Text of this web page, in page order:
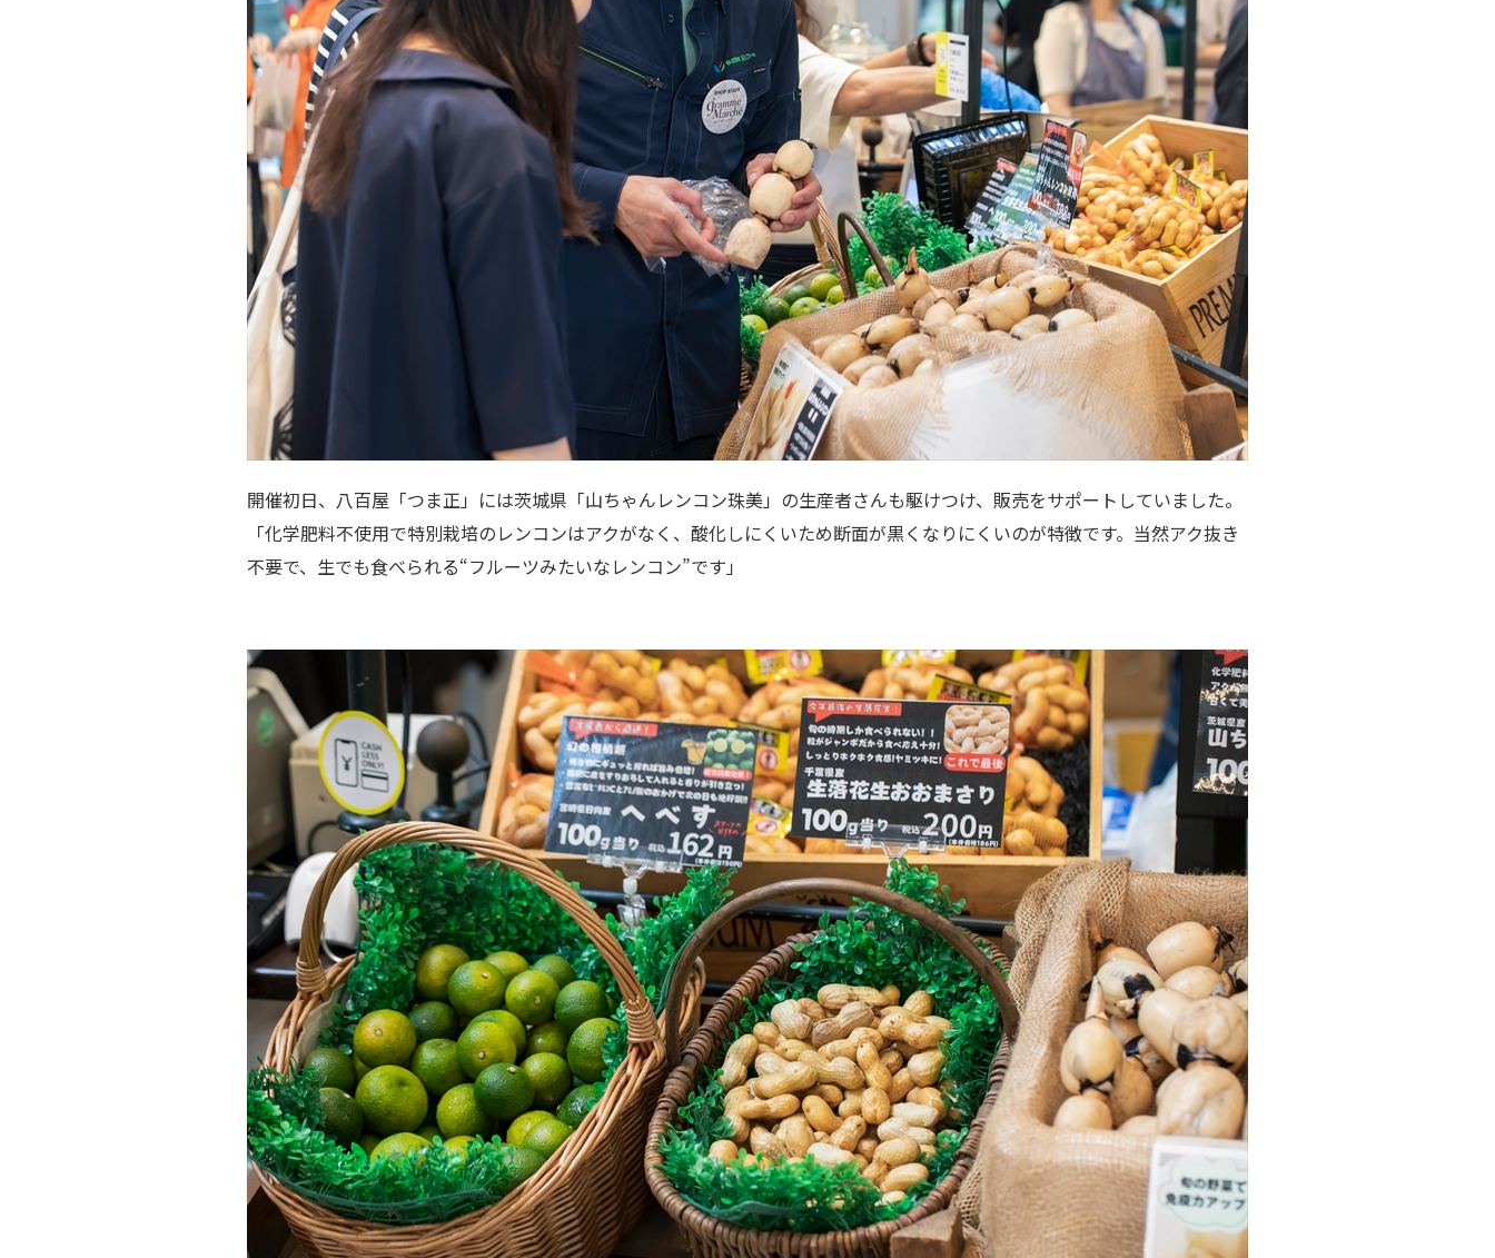
開催初日、八百屋「つま正」には茨城県「山ちゃんレンコン珠美」の生産者さんも駆けつけ、販売をサポートしていました。
「化学肥料不使用で特別栽培のレンコンはアクがなく、酸化しにくいため断面が黒くなりにくいのが特徴です。当然アク抜き
不要で、生でも食べられる“フルーツみたいなレンコン”です」